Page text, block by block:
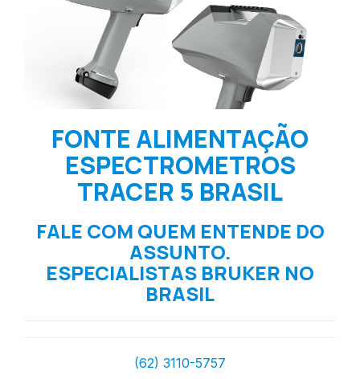
FONTE ALIMENTAÇÃO
ESPECTROMETROS
TRACER 5 BRASIL
FALE COM QUEM ENTENDE DO
ASSUNTO.
ESPECIALISTAS BRUKER NO
BRASIL
(62) 3110-5757